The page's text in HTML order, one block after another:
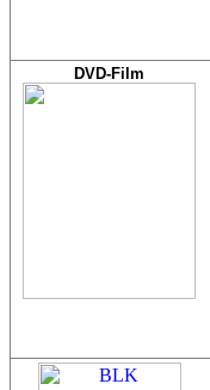
DVD-Film